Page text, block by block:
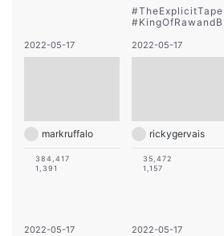
#TheExplicitTape
#KingOfRawandB
2022-05-17
markruffalo
384,417
1,391
2022-05-17
rickygervais
35,472
1,157
2022-05-17 2022-05-17